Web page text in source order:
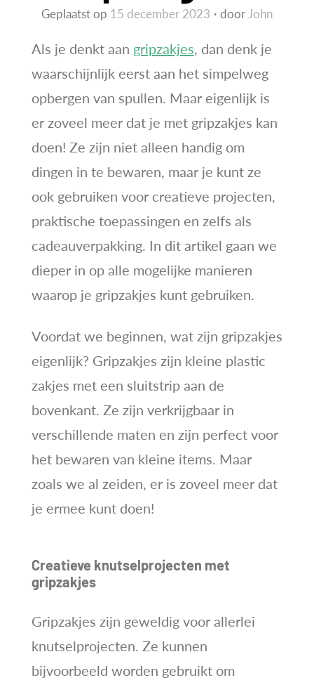
Geplaatst op 15 december 2023 door John
Als je denkt aan gripzakjes, dan denk je
waarschijnlijk eerst aan het simpelweg
opbergen van spullen. Maar eigenlijk is
er zoveel meer dat je met gripzakjes kan
doen! Ze zijn niet alleen handig om
dingen in te bewaren, maar je kunt ze
ook gebruiken voor creatieve projecten,
praktische toepassingen en zelfs als
cadeauverpakking. In dit artikel gaan we
dieper in op alle mogelijke manieren
waarop je gripzakjes kunt gebruiken.
Voordat we beginnen, wat zijn gripzakjes
eigenlijk? Gripzakjes zijn kleine plastic
zakjes met een sluitstrip aan de
bovenkant. Ze zijn verkrijgbaar in
verschillende maten en zijn perfect voor
het bewaren van kleine items. Maar
zoals we al zeiden, er is zoveel meer dat
je ermee kunt doen!
Creatieve knutselprojecten met
gripzakjes
Gripzakjes zijn geweldig voor allerlei
knutselprojecten. Ze kunnen
bijvoorbeeld worden gebruikt om